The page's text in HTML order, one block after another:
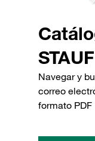
Navegar y
correo
formato PDF